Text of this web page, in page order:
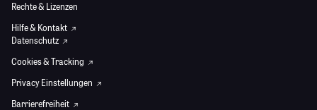
Rechte & Lizenzen
Hilfe & Kontakt
Datenschutz
Cookies & Tracking
Privacy Einstellungen
Barrierefreiheit